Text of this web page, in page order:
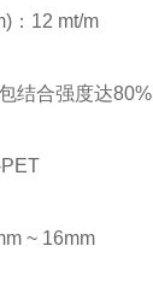
12 mt/m
合强度达80%
~ 16mm